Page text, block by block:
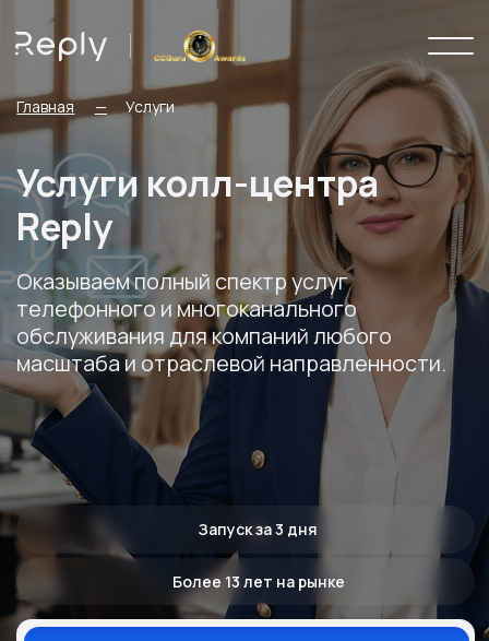
СКИДКА 50%
На подготовку проекта при заключении
договора до конца месяца
Получить расчет
Более 13 лет на рынке
Запуск за 3 дня
Оказываем полный спектр услуг
телефонного и многоканального
обслуживания для компаний любого
масштаба и отраслевой направленности.
Услуги колл-центра
Reply